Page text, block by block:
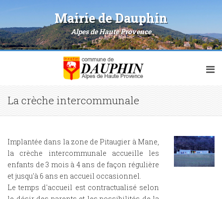
Mairie de Dauphin
Alpes de Haute Provence
La crèche intercommunale
Implantée dans la zone de Pitaugier à Mane,
la crèche intercommunale accueille les
enfants de 3 mois à 4 ans de façon régulière
et jusqu'à 6 ans en accueil occasionnel.
Le temps d'accueil est contractualisé selon